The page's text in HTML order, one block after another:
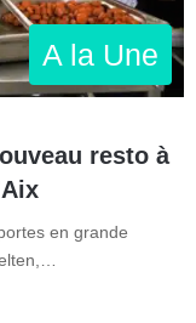
A la Une
resto à
en grande